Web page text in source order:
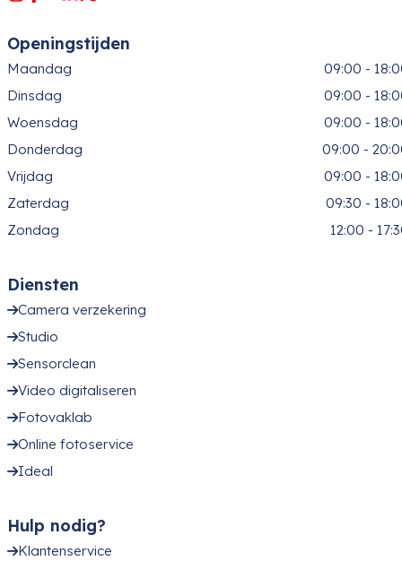
Openingstijden
Maandag
09:00 -
Dinsdag
09:00 -
Woensdag
09:00 -
Donderdag
09:00 -
Vrijdag
09:00 -
Zaterdag
09:30 -
Zondag
12:00 -
Diensten
Camera verzekering
Studio
Sensorclean
Video digitaliseren
Fotovaklab
Online fotoservice
Ideal
Hulp nodig?
Klantenservice